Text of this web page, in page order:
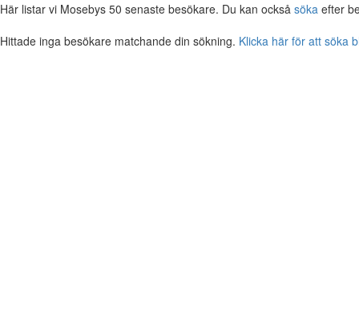
Här listar vi Mosebys 50 senaste besökare. Du kan också söka efter
Hittade inga besökare matchande din sökning. Klicka här för att söka